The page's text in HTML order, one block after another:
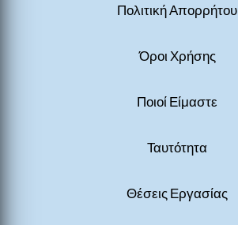
Πολιτική Απορρήτου
Όροι Χρήσης
Ποιοί Είμαστε
Ταυτότητα
Θέσεις Εργασίας